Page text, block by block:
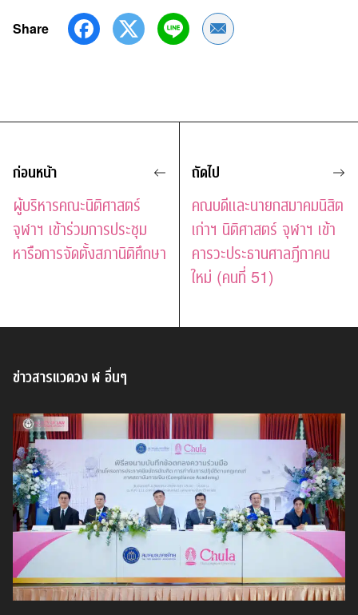
Share Share by Email
ก่อนหน้า
ผู้บริหารคณะนิติศาสตร์
จุฬาฯ เข้าร่วมการประชุม
หารือการจัดตั้งสภานิติศึกษา
ถัดไป
คณบดีและนายกสมาคมนิสิต
เก่าฯ นิติศาสตร์ จุฬาฯ เข้า
คารวะประธานศาลฎีกาคน
ใหม่ (คนที่ 51)
ข่าวสารแวดวง ฬ อื่นๆ